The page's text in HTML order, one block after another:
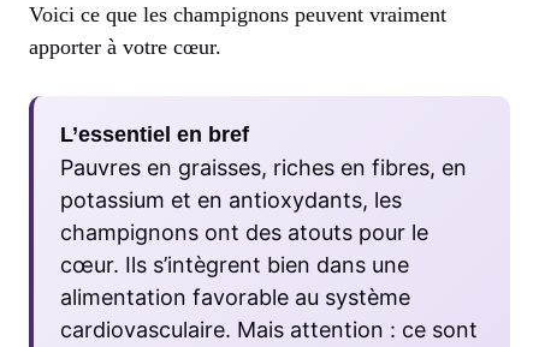
Voici ce que les champignons peuvent vraiment
apporter à votre cœur.
L’essentiel en bref
Pauvres en graisses, riches en fibres, en
potassium et en antioxydants, les
champignons ont des atouts pour le
cœur. Ils s’intègrent bien dans une
alimentation favorable au système
cardiovasculaire. Mais attention : ce sont